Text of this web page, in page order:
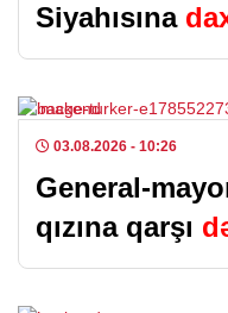
Siyahısına
03.08.2026 - 10:26
General-
qızına qarşı